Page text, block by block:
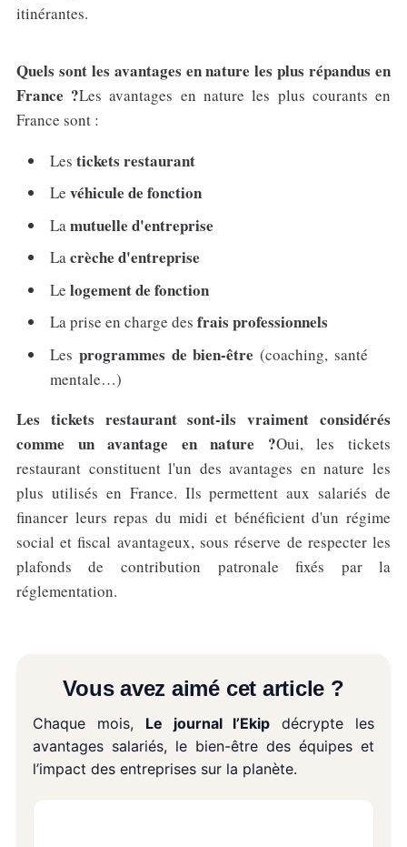
itinérantes.
Quels sont les avantages en nature les plus répandus en
France ?Les avantages en nature les plus courants en
France sont :
Lestickets restaurant
Levéhicule de fonction
Lamutuelle d'entreprise
Lacrèche d'entreprise
Lelogement de fonction
La prise en charge desfrais professionnels
Les programmes de bien-être (coaching, santé
mentale…)
Les tickets restaurant sont-ils vraiment considérés
comme un avantage en nature ?Oui, les tickets
restaurant constituent l'un des avantages en nature les
plus utilisés en France. Ils permettent aux salariés de
financer leurs repas du midi et bénéficient d'un régime
social et fiscal avantageux, sous réserve de respecter les
plafonds de contribution patronale fixés par la
réglementation.
Vous avez aimé cet article ?
Chaque mois, Le journal l’Ekip décrypte les
avantages salariés, le bien-être des équipes et
l’impact des entreprises sur la planète.